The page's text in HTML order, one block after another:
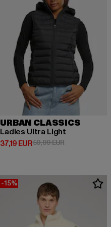
URBAN CLASSICS
Ladies Ultra Light
37,19 EUR
Derzeitiger Preis: 37,19 EUR
59,99 EURAktionspreis:
-15%